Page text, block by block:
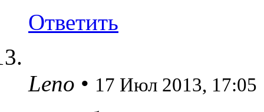
Ответить
Leno • 17 Июл 2013, 17:05